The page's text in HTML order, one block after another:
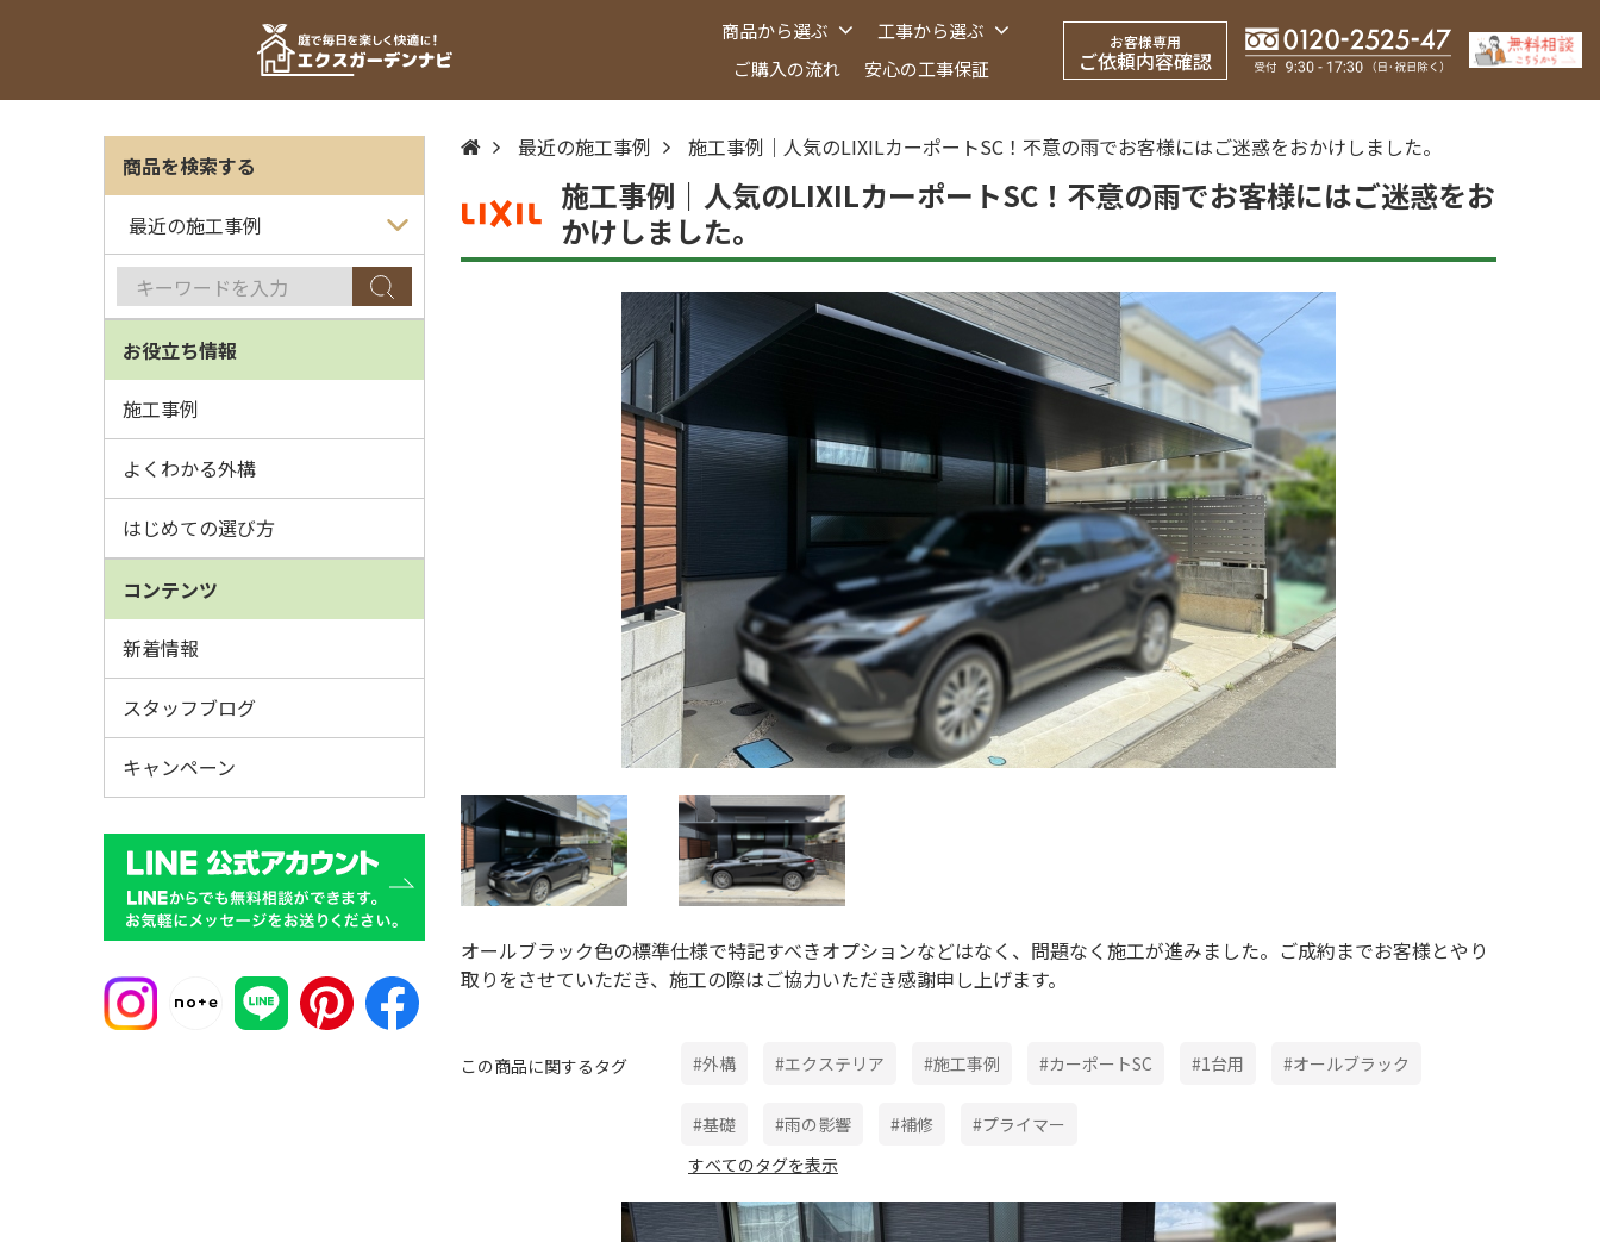
商品から選ぶ
工事から選ぶ
ご購入の流れ
安心の工事保証
お客様専用
ご依頼内容確認
商品を検索する
お役立ち情報
施工事例
よくわかる外構
はじめての選び方
コンテンツ
新着情報
スタッフブログ
キャンペーン
最近の施工事例 施工事例｜人気のLIXILカーポートSC！不意の雨でお客様にはご迷惑をおかけしました。
施工事例｜人気のLIXILカーポートSC！不意の雨でお客様にはご迷惑をお
かけしました。
オールブラック色の標準仕様で特記すべきオプションなどはなく、問題なく施工が進みました。ご成約までお客様とやり
取りをさせていただき、施工の際はご協力いただき感謝申し上げます。
この商品に関するタグ #外構 #エクステリア #施工事例 #カーポートSC #1台用 #オールブラック
#基礎 #雨の影響 #補修
#プライマー
すべてのタグを表示